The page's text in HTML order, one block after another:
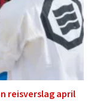
reisverslag april